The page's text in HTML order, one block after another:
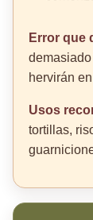
Error que
hervirán
Usos
tortillas,